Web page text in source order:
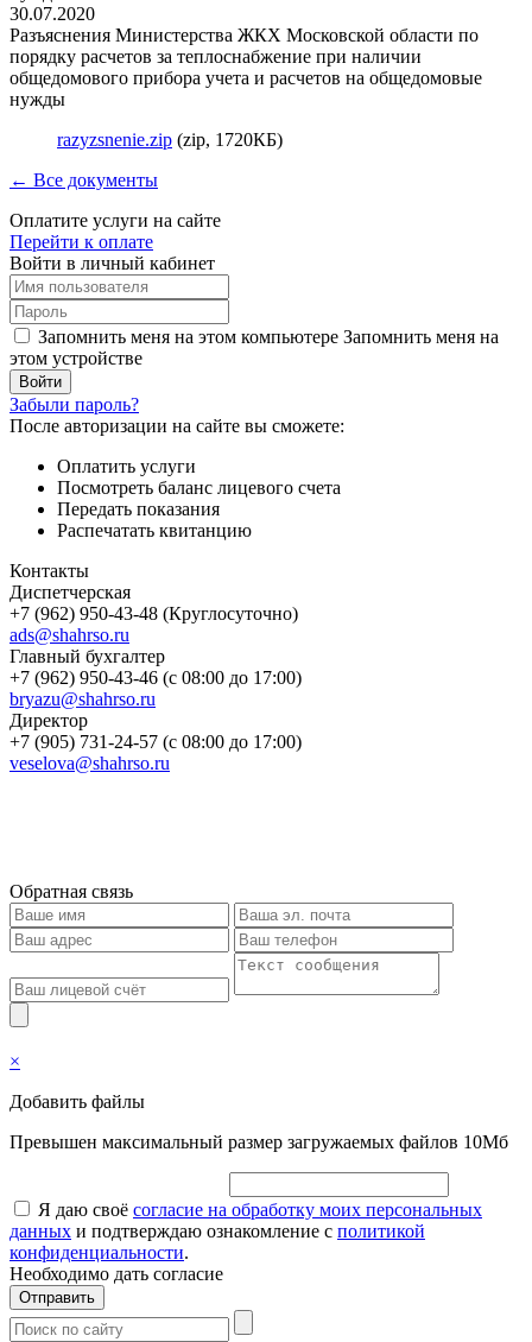
30.07.2020
Разъяснения Министерства ЖКХ Московской области по
порядку расчетов за теплоснабжение при наличии
общедомового прибора учета и расчетов на общедомовые
нужды
razyzsnenie.zip (zip, 1720КБ)
← Все документы
Оплатите услуги на сайте
Перейти к оплате
Войти в личный кабинет
Запомнить меня на этом компьютере Запомнить меня на
этом устройстве
Забыли пароль?
После авторизации на сайте вы сможете:
Оплатить услуги
Посмотреть баланс лицевого счета
Передать показания
Распечатать квитанцию
Контакты
Диспетчерская
+7 (962) 950-43-48 (Круглосуточно)
ads@shahrso.ru
Главный бухгалтер
+7 (962) 950-43-46 (с 08:00 до 17:00)
bryazu@shahrso.ru
Директор
+7 (905) 731-24-57 (с 08:00 до 17:00)
veselova@shahrso.ru
Обратная связь
×
Добавить файлы
Превышен максимальный размер загружаемых файлов 10Мб
Я даю своё согласие на обработку моих персональных
данных и подтверждаю ознакомление с политикой
конфиденциальности.
Необходимо дать согласие
Отправить